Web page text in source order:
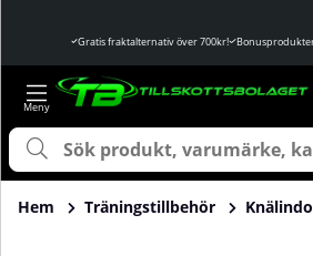
Gratis fraktalternativ över 700kr!
Hem Träningstillbehör